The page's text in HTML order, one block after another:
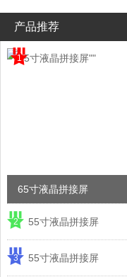
产品推荐
1
65寸液晶拼接屏
2 55寸液晶拼接屏
3 55寸液晶拼接屏